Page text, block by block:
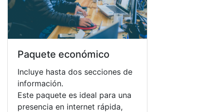
Paquete económico
Incluye hasta dos secciones de
información.
Este paquete es ideal para una
presencia en internet rápida,